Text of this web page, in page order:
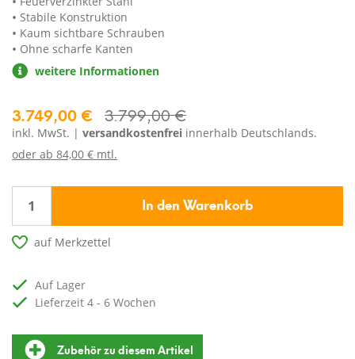
Stabile Konstruktion
Kaum sichtbare Schrauben
Ohne scharfe Kanten
weitere Informationen
3.749,00 € 3.799,00 €
inkl. MwSt. | versandkostenfrei innerhalb Deutschlands.
oder ab 84,00 € mtl.
In den Warenkorb
auf Merkzettel
auf Lager
Lieferzeit 4 - 6 Wochen
Zubehör zu diesem Artikel